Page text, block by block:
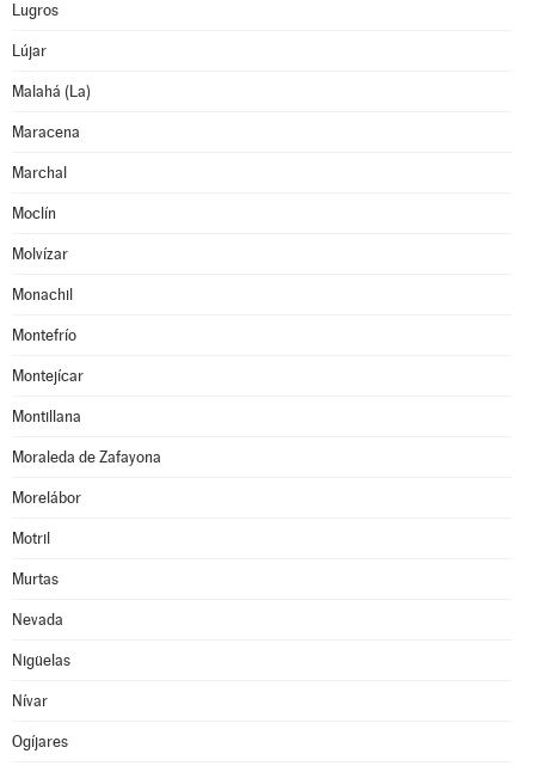
Lugros
Lújar
Malahá (La)
Maracena
Marchal
Moclín
Molvízar
Monachil
Montefrío
Montejícar
Montillana
Moraleda de Zafayona
Morelábor
Motril
Murtas
Nevada
Nigüelas
Nívar
Ogíjares